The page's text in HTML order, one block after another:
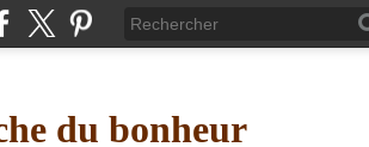
du bonheur